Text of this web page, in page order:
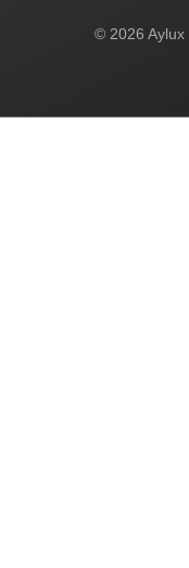
© 2026 Aylux